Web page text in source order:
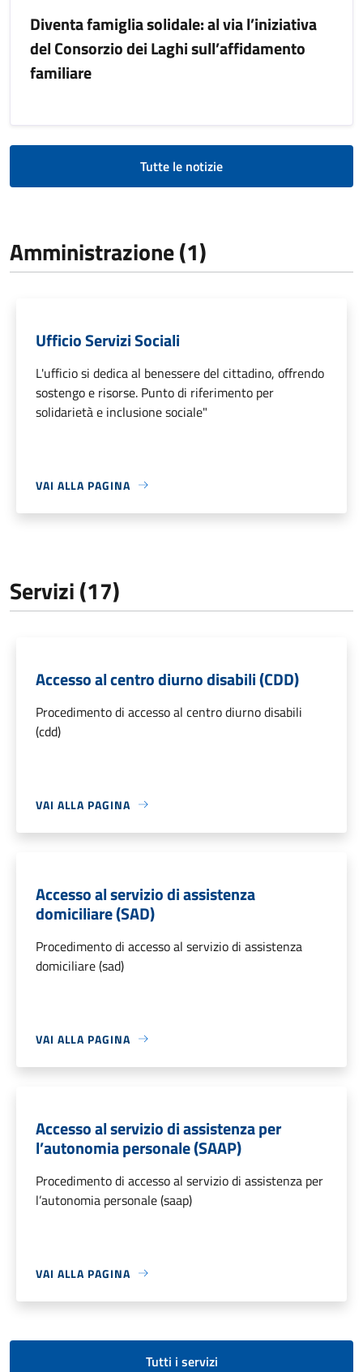
Diventa famiglia solidale: al via l’iniziativa
del Consorzio dei Laghi sull’affidamento
familiare
Tutte le notizie
Amministrazione (1)
Ufficio Servizi Sociali
L'ufficio si dedica al benessere del cittadino, offrendo
sostengo e risorse. Punto di riferimento per
solidarietà e inclusione sociale"
VAI ALLA PAGINA
Servizi (17)
Accesso al centro diurno disabili (CDD)
Procedimento di accesso al centro diurno disabili
(cdd)
VAI ALLA PAGINA
Accesso al servizio di assistenza
domiciliare (SAD)
Procedimento di accesso al servizio di assistenza
domiciliare (sad)
VAI ALLA PAGINA
Accesso al servizio di assistenza per
l’autonomia personale (SAAP)
Procedimento di accesso al servizio di assistenza per
l’autonomia personale (saap)
VAI ALLA PAGINA
Tutti i servizi